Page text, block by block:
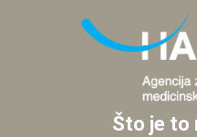
Što je to